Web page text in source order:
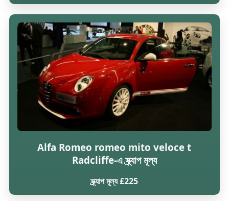
Alfa Romeo romeo mito veloce t
Radcliffe-এ স্ক্র্যাপ মূল্য
স্ক্র্যাপ মূল্য £225